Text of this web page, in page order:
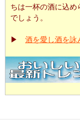
ちは一杯の酒に込め
でしょう。
▶ 酒を愛し酒を詠